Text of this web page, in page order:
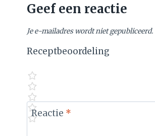
Geef een reactie
Je e-mailadres wordt niet gepubliceerd.
Receptbeoordeling
Reactie *